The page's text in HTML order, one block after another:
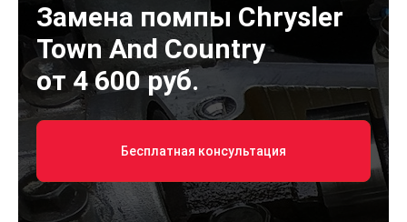
Замена помпы Chrysler
Town And Country
от 4 600 руб.
Бесплатная консультация